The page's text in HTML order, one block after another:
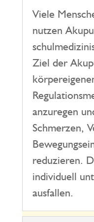
Viele
nutzen
Ziel der
anzuregen
Schmerzen,
reduzieren.
individuell
ausfallen.